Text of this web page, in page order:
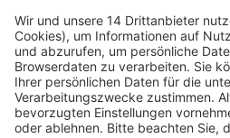
Fachmedien Recht und Wirtschaft
Ein Fachbereich der